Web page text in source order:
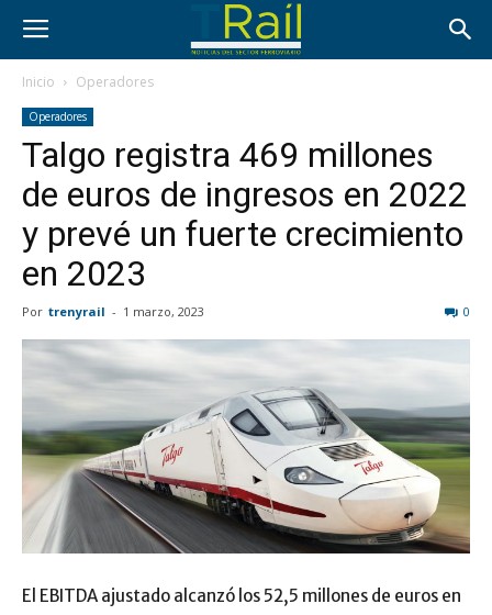
Inicio Operadores
Operadores
Talgo registra 469 millones
de euros de ingresos en 2022
y prevé un fuerte crecimiento
en 2023
Por trenyrail - 1 marzo, 2023 0
El EBITDA ajustado alcanzó los 52,5 millones de euros en